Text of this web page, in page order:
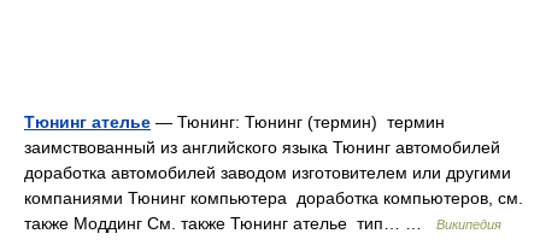
Тюнинг ателье — Тюнинг: Тюнинг (термин) термин
заимствованный из английского языка Тюнинг автомобилей
доработка автомобилей заводом изготовителем или другими
компаниями Тюнинг компьютера доработка компьютеров, см.
также Моддинг См. также Тюнинг ателье тип… …
Википедия